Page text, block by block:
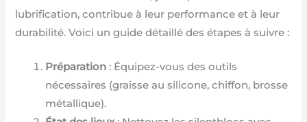
lubrification, contribue à leur performance et à leur
durabilité. Voici un guide détaillé des étapes à suivre :
Préparation : Équipez-vous des outils
nécessaires (graisse au silicone, chiffon, brosse
métallique).